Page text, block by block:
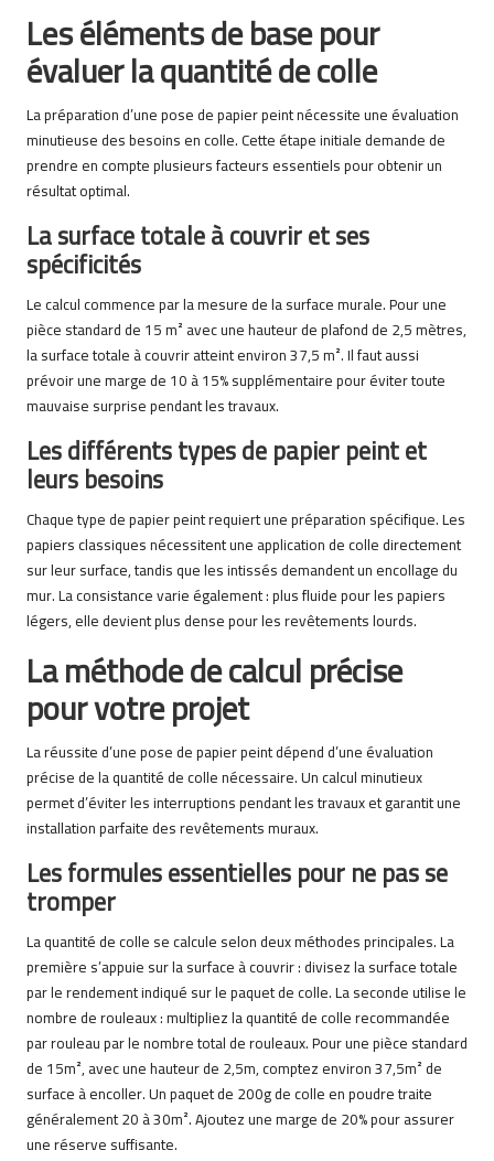
Les éléments de base pour
évaluer la quantité de colle
La préparation d’une pose de papier peint nécessite une évaluation
minutieuse des besoins en colle. Cette étape initiale demande de
prendre en compte plusieurs facteurs essentiels pour obtenir un
résultat optimal.
La surface totale à couvrir et ses
spécificités
Le calcul commence par la mesure de la surface murale. Pour une
pièce standard de 15 m² avec une hauteur de plafond de 2,5 mètres,
la surface totale à couvrir atteint environ 37,5 m². Il faut aussi
prévoir une marge de 10 à 15% supplémentaire pour éviter toute
mauvaise surprise pendant les travaux.
Les différents types de papier peint et
leurs besoins
Chaque type de papier peint requiert une préparation spécifique. Les
papiers classiques nécessitent une application de colle directement
sur leur surface, tandis que les intissés demandent un encollage du
mur. La consistance varie également : plus fluide pour les papiers
légers, elle devient plus dense pour les revêtements lourds.
La méthode de calcul précise
pour votre projet
La réussite d’une pose de papier peint dépend d’une évaluation
précise de la quantité de colle nécessaire. Un calcul minutieux
permet d’éviter les interruptions pendant les travaux et garantit une
installation parfaite des revêtements muraux.
Les formules essentielles pour ne pas se
tromper
La quantité de colle se calcule selon deux méthodes principales. La
première s’appuie sur la surface à couvrir : divisez la surface totale
par le rendement indiqué sur le paquet de colle. La seconde utilise le
nombre de rouleaux : multipliez la quantité de colle recommandée
par rouleau par le nombre total de rouleaux. Pour une pièce standard
de 15m², avec une hauteur de 2,5m, comptez environ 37,5m² de
surface à encoller. Un paquet de 200g de colle en poudre traite
généralement 20 à 30m². Ajoutez une marge de 20% pour assurer
une réserve suffisante.